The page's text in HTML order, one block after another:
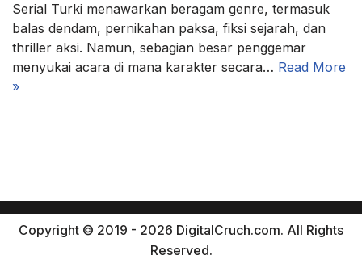
Serial Turki menawarkan beragam genre, termasuk
balas dendam, pernikahan paksa, fiksi sejarah, dan
thriller aksi. Namun, sebagian besar penggemar
menyukai acara di mana karakter secara… Read More
»
Copyright © 2019 - 2026 DigitalCruch.com. All Rights
Reserved.